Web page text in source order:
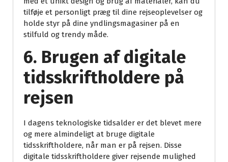
tilføje et personligt præg til dine rejseoplevelser og
holde styr på dine yndlingsmagasiner på en
stilfuld og trendy måde.
6. Brugen af digitale
tidsskriftholdere på
rejsen
I dagens teknologiske tidsalder er det blevet mere
og mere almindeligt at bruge digitale
tidsskriftholdere, når man er på rejsen. Disse
digitale tidsskriftholdere giver rejsende mulighed